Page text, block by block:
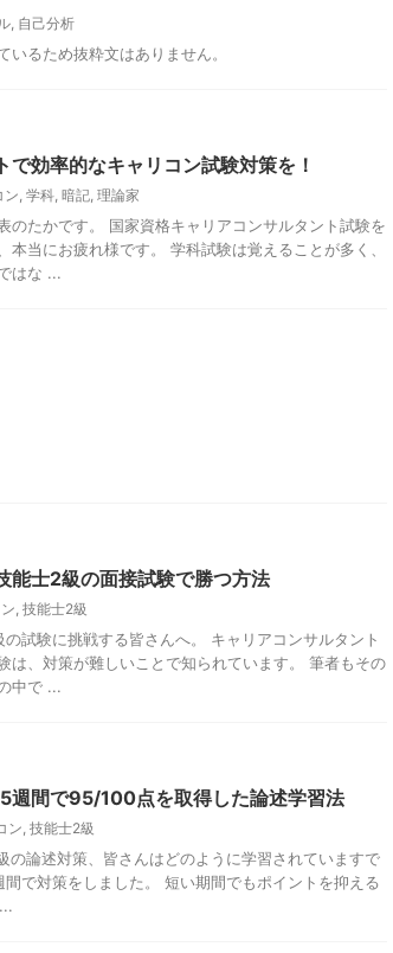
, 自己分析
いるため抜粋文はありません。
効率的なキャリコン試験対策を！
ン, 学科, 暗記, 理論家
のたかです。 国家資格キャリアコンサルタント試験を
本当にお疲れ様です。 学科試験は覚えることが多く、
はな ...
能士2級の面接試験で勝つ方法
, 技能士2級
試験に挑戦する皆さんへ。 キャリアコンサルタント
は、対策が難しいことで知られています。 筆者もその
中で ...
週間で95/100点を取得した論述学習法
ン, 技能士2級
の論述対策、皆さんはどのように学習されていますで
で対策をしました。 短い期間でもポイントを抑える